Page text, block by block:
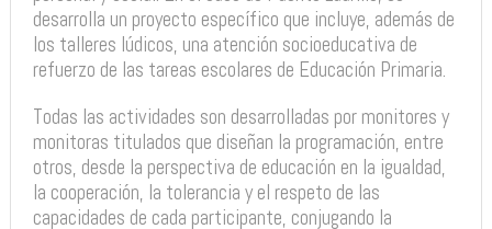
desarrolla un proyecto específico que incluye, además de
los talleres lúdicos, una atención socioeducativa de
refuerzo de las tareas escolares de Educación Primaria.
Todas las actividades son desarrolladas por monitores y
monitoras titulados que diseñan la programación, entre
otros, desde la perspectiva de educación en la igualdad,
la cooperación, la tolerancia y el respeto de las
capacidades de cada participante, conjugando la